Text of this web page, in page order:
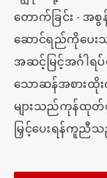
တောက်ခြင်း - အ
ဆောင်ရည်ကိုပေး
အဆင့်မြင့်အင်္ဂါရ
သောဆန်အစားထို
များသည်ကုန်ထုတ်စွ
မြှင့်ပေးရန်ကူညီ